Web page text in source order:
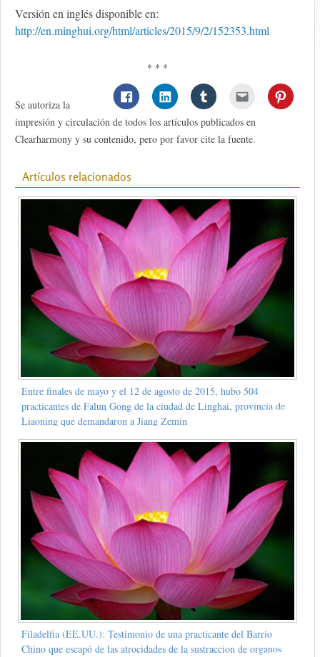
Versión en inglés disponible en:
http://en.minghui.org/html/articles/2015/9/2/152353.html
* * *
Se autoriza la
impresión y circulación de todos los artículos publicados en
Clearharmony y su contenido, pero por favor cite la fuente.
Artículos relacionados
Entre finales de mayo y el 12 de agosto de 2015, hubo 504
practicantes de Falun Gong de la ciudad de Linghai, provincia de
Liaoning que demandaron a Jiang Zemin
Filadelfia (EE.UU.): Testimonio de una practicante del Barrio
Chino que escapó de las atrocidades de la sustraccion de organos